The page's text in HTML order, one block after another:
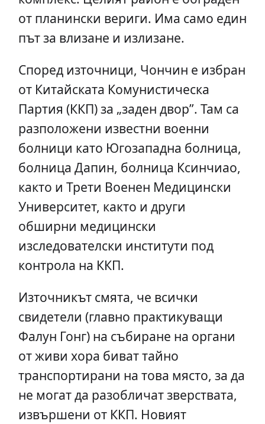
от планински вериги. Има само един
път за влизане и излизане.
Според източници, Чончин е избран
от Китайската Комунистическа
Партия (ККП) за „заден двор”. Там са
разположени известни военни
болници като Югозападна болница,
болница Дапин, болница Ксинчиао,
както и Трети Военен Медицински
Университет, както и други
обширни медицински
изследователски институти под
контрола на ККП.
Източникът смята, че всички
свидетели (главно практикуващи
Фалун Гонг) на събиране на органи
от живи хора биват тайно
транспортирани на това място, за да
не могат да разобличат зверствата,
извършени от ККП. Новият